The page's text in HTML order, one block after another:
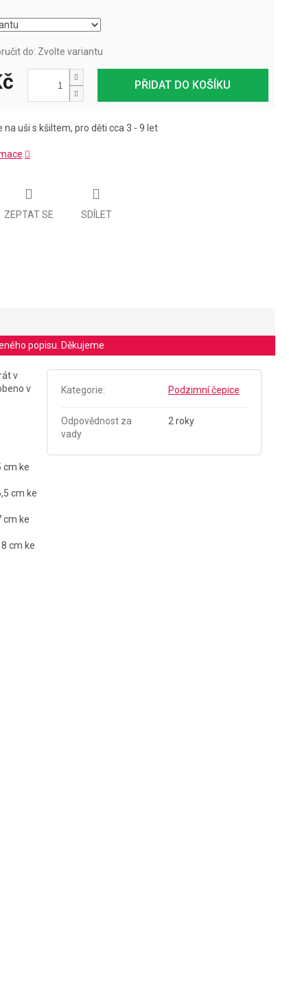
do: Zvolte variantu
PŘIDAT DO KOŠÍKU
na uši s kšiltem, pro děti cca 3 - 9 let
ZEPTAT SE SDÍLET
popisu. Děkujeme
v
v
cm ke
cm ke
cm ke
cm ke
Kategorie: Podzimní čepice
Odpovědnost za
vady
2 roky